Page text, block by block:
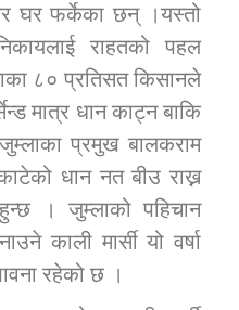
जुम्लाको सूचना
जुम्लाको सूचना
घर फर्केका छन् ।यस्तो
राहतको पहल
८० प्रतिसत किसानले
मात्र धान काट्न बाकि
प्रमुख बालकराम
धान नत बीउ राख्न
। जुम्लाको पहिचान
काली मार्सी यो वर्षा
रहेको छ ।